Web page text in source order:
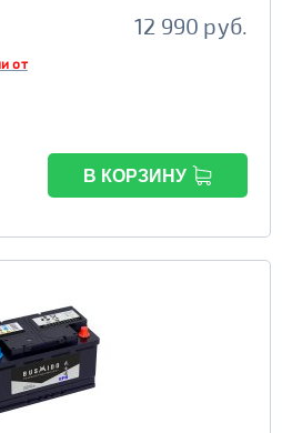
12 990 руб.
от
В КОРЗИНУ